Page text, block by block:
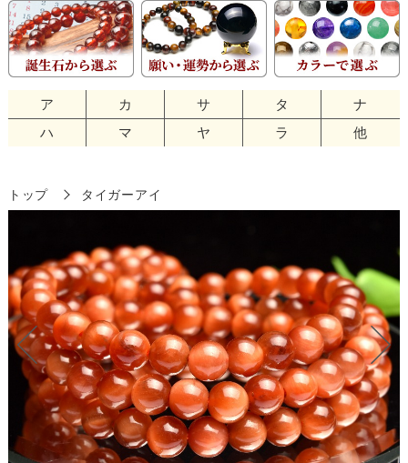
ア カ サ タ
ナ
ハ
マ ヤ ラ 他
トップ タイガーアイ